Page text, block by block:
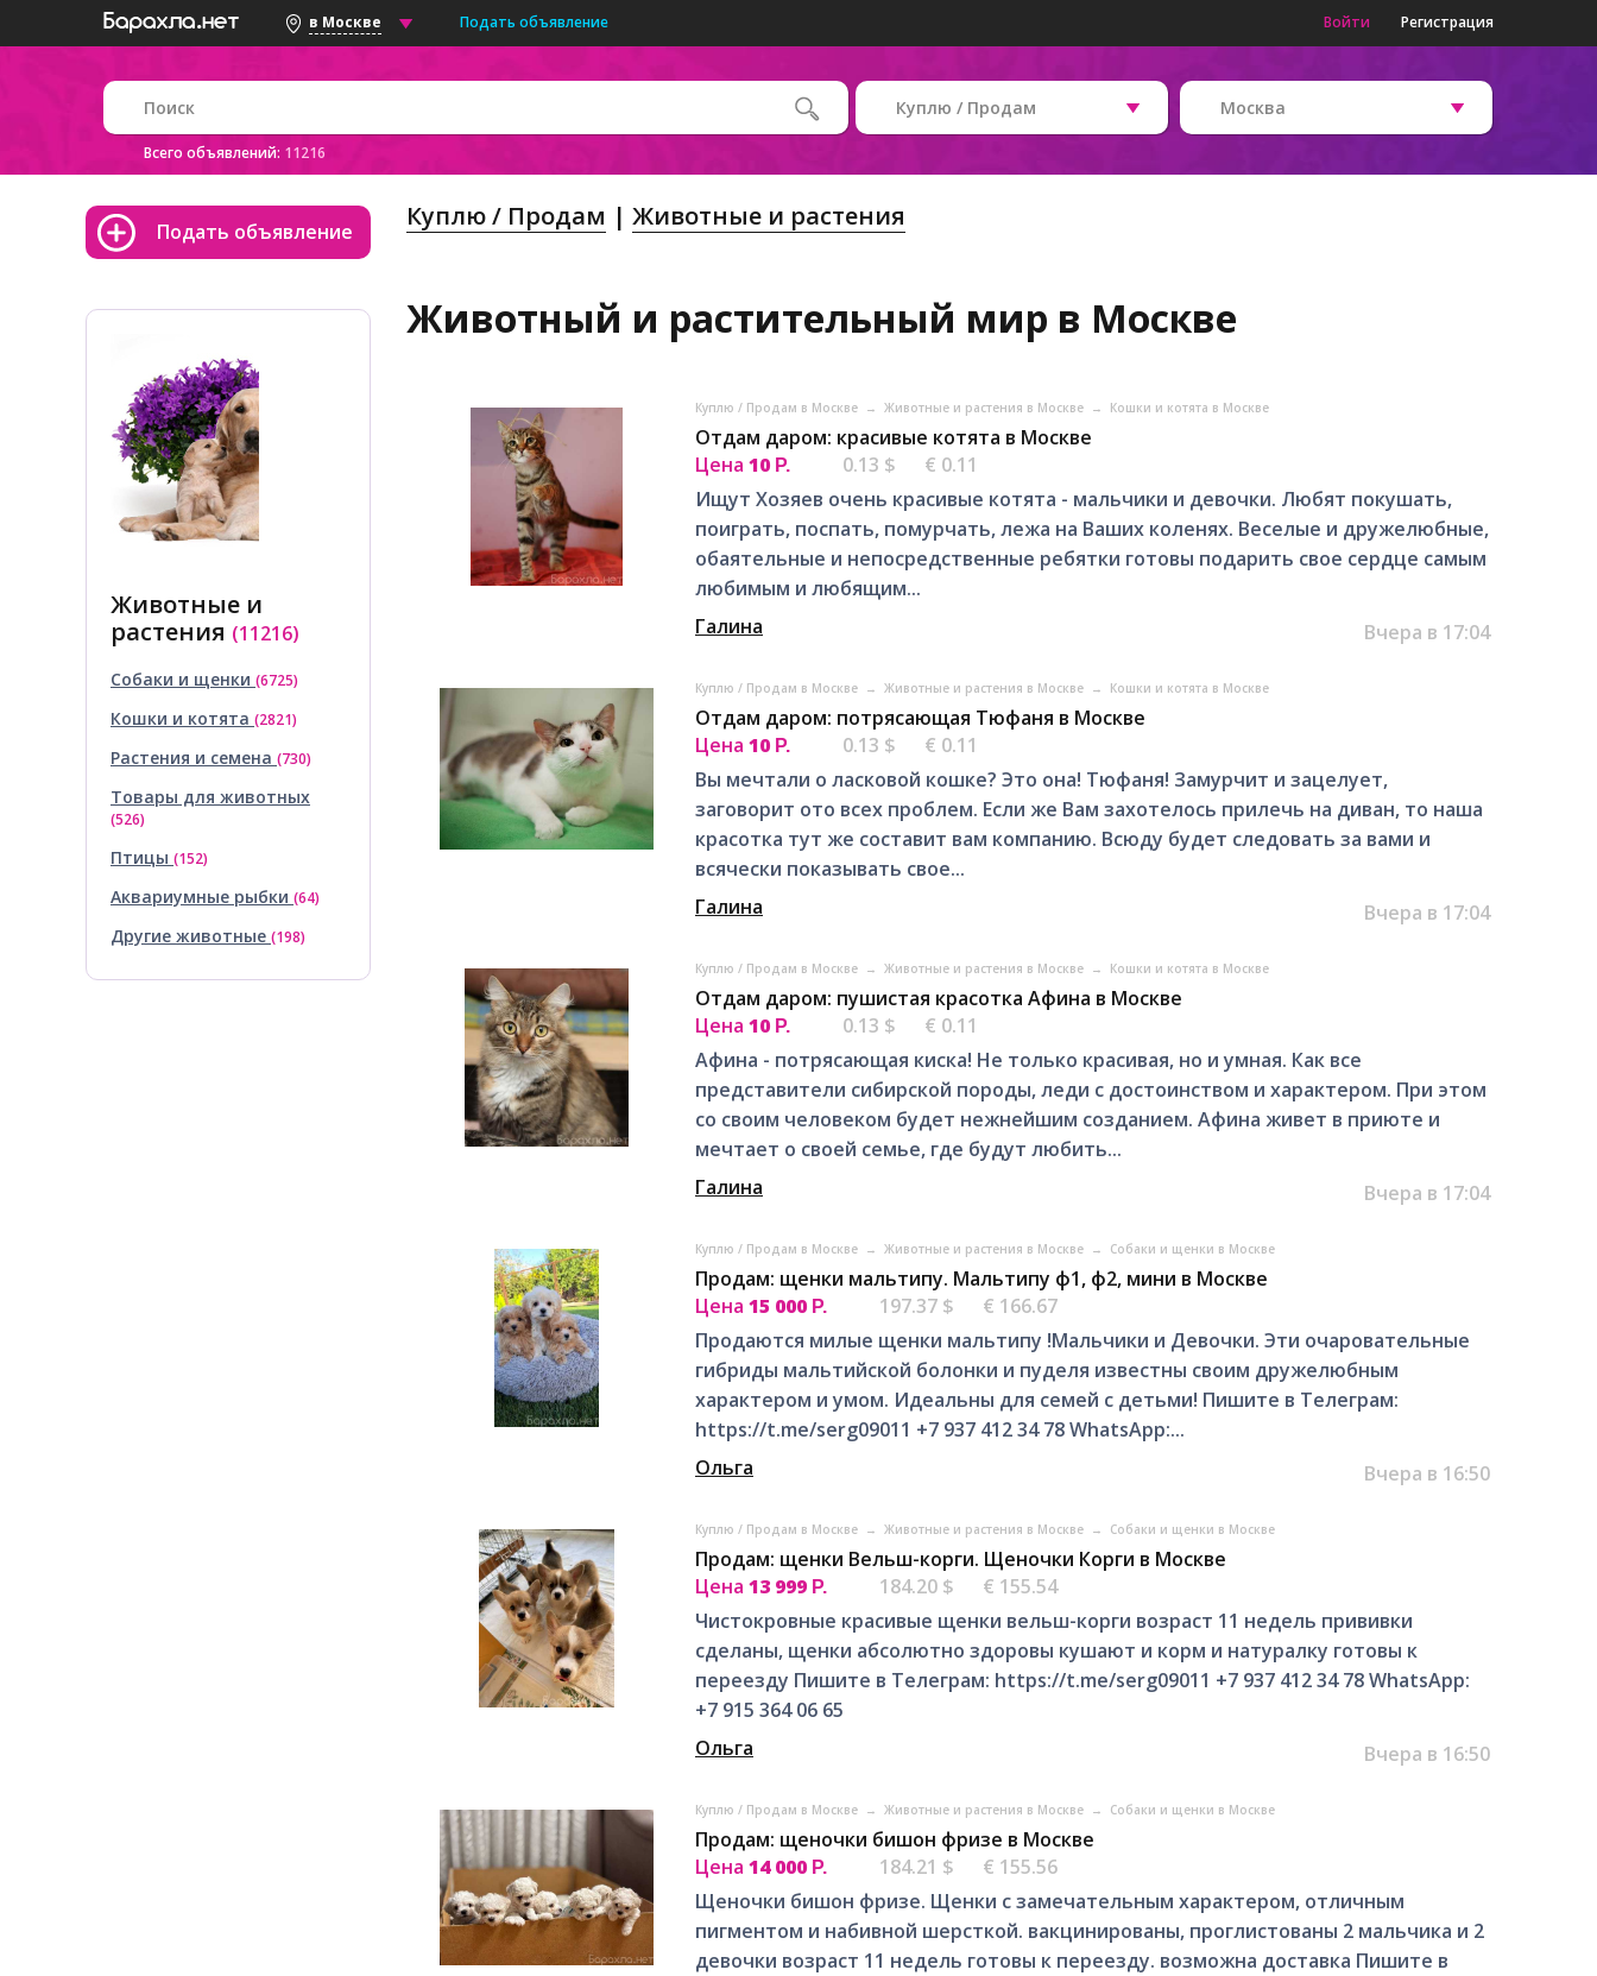
в Москве Подать объявление Войти Регистрация
Всего объявлений: 11216
Куплю / Продам Москва
Подать объявление
Животные и
растения (11216)
Собаки и щенки (6725)
Кошки и котята (2821)
Растения и семена (730)
Товары для животных
(526)
Птицы (152)
Аквариумные рыбки (64)
Другие животные (198)
Куплю / Продам Животные и растения
Животный и растительный мир в Москве
Куплю / Продам в Москве → Животные и растения в Москве → Кошки и котята в Москве
Отдам даром: красивые котята в Москве
Цена 10 Р. 0.13 $
€ 0.11
Ищут Хозяев очень красивые котята - мальчики и девочки. Любят покушать,
поиграть, поспать, помурчать, лежа на Ваших коленях. Веселые и дружелюбные,
обаятельные и непосредственные ребятки готовы подарить свое сердце самым
любимым и любящим...
Галина
Вчера в 17:04
Куплю / Продам в Москве → Животные и растения в Москве → Кошки и котята в Москве
Отдам даром: потрясающая Тюфаня в Москве
Цена 10 Р. 0.13 $
€ 0.11
Вы мечтали о ласковой кошке? Это она! Тюфаня! Замурчит и зацелует,
заговорит ото всех проблем. Если же Вам захотелось прилечь на диван, то наша
красотка тут же составит вам компанию. Всюду будет следовать за вами и
всячески показывать свое...
Галина
Вчера в 17:04
Куплю / Продам в Москве → Животные и растения в Москве → Кошки и котята в Москве
Отдам даром: пушистая красотка Афина в Москве
Цена 10 Р. 0.13 $
€ 0.11
Афина - потрясающая киска! Не только красивая, но и умная. Как все
представители сибирской породы, леди с достоинством и характером. При этом
со своим человеком будет нежнейшим созданием. Афина живет в приюте и
мечтает о своей семье, где будут любить...
Галина
Вчера в 17:04
Куплю / Продам в Москве → Животные и растения в Москве → Собаки и щенки в Москве
Продам: щенки мальтипу. Мальтипу ф1, ф2, мини в Москве
Цена 15 000 Р. 197.37 $
€ 166.67
Продаются милые щенки мальтипу !Мальчики и Девочки. Эти очаровательные
гибриды мальтийской болонки и пуделя известны своим дружелюбным
характером и умом. Идеальны для семей с детьми! Пишите в Телеграм:
https://t.me/serg09011 +7 937 412 34 78 WhatsApp:...
Ольга
Вчера в 16:50
Куплю / Продам в Москве → Животные и растения в Москве → Собаки и щенки в Москве
Продам: щенки Вельш-корги. Щеночки Корги в Москве
Цена 13 999 Р. 184.20 $
€ 155.54
Чистокровные красивые щенки вельш-корги возраст 11 недель прививки
сделаны, щенки абсолютно здоровы кушают и корм и натуралку готовы к
переезду Пишите в Телеграм: https://t.me/serg09011 +7 937 412 34 78 WhatsApp:
+7 915 364 06 65
Ольга
Вчера в 16:50
Куплю / Продам в Москве → Животные и растения в Москве → Собаки и щенки в Москве
Продам: щеночки бишон фризе в Москве
Цена 14 000 Р. 184.21 $
€ 155.56
Щеночки бишон фризе. Щенки с замечательным характером, отличным
пигментом и набивной шерсткой. вакцинированы, проглистованы 2 мальчика и 2
девочки возраст 11 недель готовы к переезду. возможна доставка Пишите в